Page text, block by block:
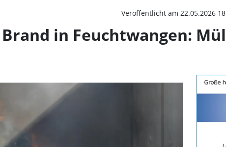
Veröffentlicht am 22.05.2026
in Feuchtwangen: